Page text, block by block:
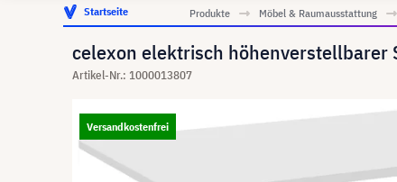
Startseite Produkte Möbel & Raumausstattung
celexon elektrisch
Artikel-Nr.: 1000013807
Versandkostenfrei